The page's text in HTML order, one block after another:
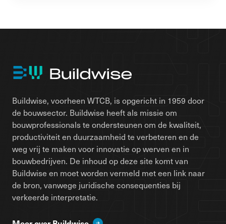
Buildwise, voorheen WTCB, is opgericht in 1959 door
de bouwsector. Buildwise heeft als missie om
bouwprofessionals te ondersteunen om de kwaliteit,
productiviteit en duurzaamheid te verbeteren en de
weg vrij te maken voor innovatie op werven en in
bouwbedrijven. De inhoud op deze site komt van
Buildwise en moet worden vermeld met een link naar
de bron, vanwege juridische consequenties bij
verkeerde interpretatie.